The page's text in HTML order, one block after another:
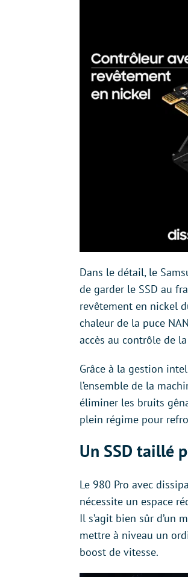
Dans le détail, le
de garder le SSD au
revêtement en nickel
chaleur de la puce
accès au contrôle de
Grâce à la gestion
l’ensemble de la
éliminer les bruits
plein régime pour
Un SSD taillé
Le 980 Pro avec
nécessite un espace
Il s’agit bien sûr d’un
mettre à niveau un
boost de vitesse.